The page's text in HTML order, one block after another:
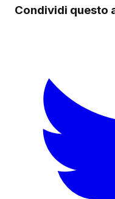
Condividi questo